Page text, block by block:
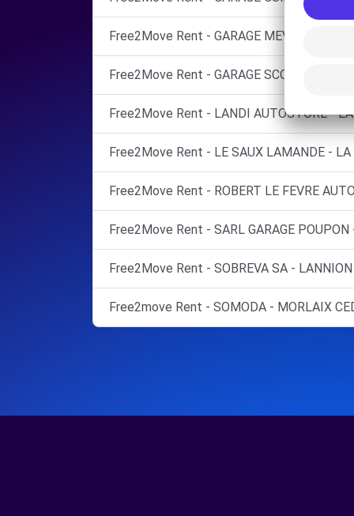
Free2Move Rent - GARAGE MEVEL - ST-
Free2Move Rent - GARAGE SCOUARNEC
Free2Move Rent - LANDI AUTOSTORE -
Free2Move Rent - LE SAUX LAMANDE - LA
Free2Move Rent - ROBERT LE FEVRE
Free2Move Rent - SARL GARAGE POUPON
Free2Move Rent - SOBREVA SA - LANNION
Free2move Rent - SOMODA - MORLAIX